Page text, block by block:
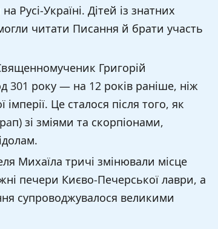
Україні. Дітей із знатних
читати Писання й брати участь
Григорій
301 року — на 12 років раніше, ніж
Це сталося після того, як
зі зміями та скорпіонами,
Михаїла тричі змінювали місце
печери Києво-Печерської лаври, а
супроводжувалося великими